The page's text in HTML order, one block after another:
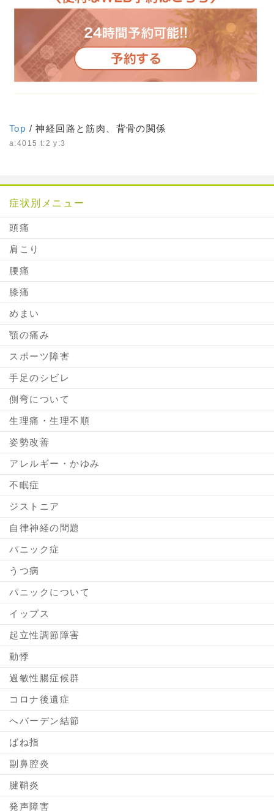
Top / 神経回路と筋肉、背骨の関係
a:4015 t:2 y:3
症状別メニュー
頭痛
肩こり
腰痛
膝痛
めまい
顎の痛み
スポーツ障害
手足のシビレ
側弯について
生理痛・生理不順
姿勢改善
アレルギー・かゆみ
不眠症
ジストニア
自律神経の問題
パニック症
うつ病
パニックについて
イップス
起立性調節障害
動悸
過敏性腸症候群
コロナ後遺症
へバーデン結節
ばね指
副鼻腔炎
腱鞘炎
発声障害